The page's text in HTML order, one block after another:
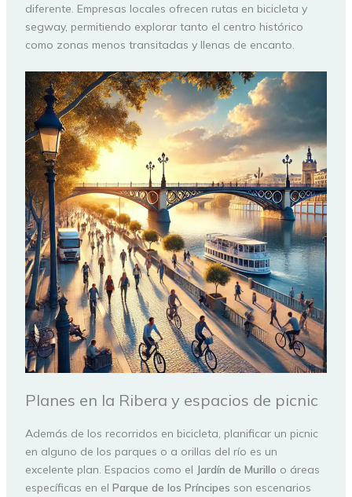
diferente. Empresas locales ofrecen rutas en bicicleta y
segway, permitiendo explorar tanto el centro histórico
como zonas menos transitadas y llenas de encanto.
Planes en la Ribera y espacios de picnic
Además de los recorridos en bicicleta, planificar un picnic
en alguno de los parques o a orillas del río es un
excelente plan. Espacios como el Jardín de Murillo o áreas
específicas en el Parque de los Príncipes son escenarios